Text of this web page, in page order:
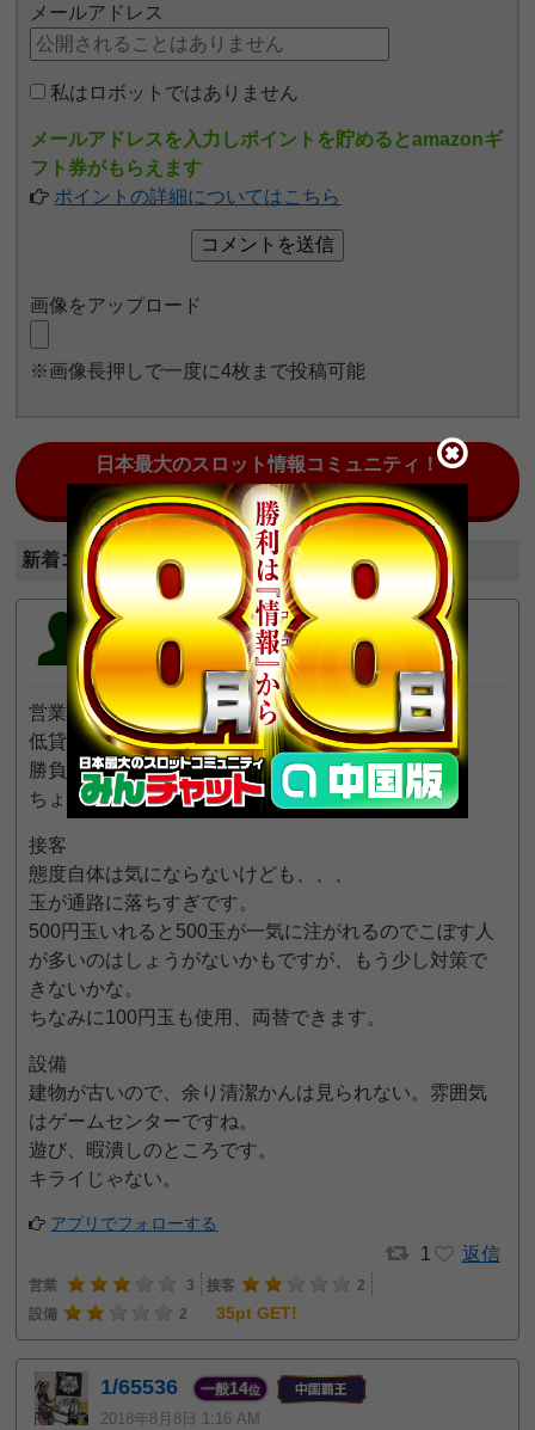
メールアドレス
私はロボットではありません
メールアドレスを入力しポイントを貯めるとamazonギ
フト券がもらえます
ポイントの詳細についてはこちら
画像をアップロード
※画像長押しで一度に4枚まで投稿可能
日本最大のスロット情報コミュニティ！
みんチャット中国版
新着コメント (全3件)
ぶらりたび 一般23位
2019年6月20日 11:41 PM
営業
低貸しのわりにそれなりに遊べます。
勝負に、というわけにはいけません。
ちょっと遊ぶのに向いてますね
接客
態度自体は気にならないけども、、、
玉が通路に落ちすぎです。
500円玉いれると500玉が一気に注がれるのでこぼす人
が多いのはしょうがないかもですが、もう少し対策で
きないかな。
ちなみに100円玉も使用、両替できます。
設備
建物が古いので、余り清潔かんは見られない。雰囲気
はゲームセンターですね。
遊び、暇潰しのところです。
キライじゃない。
アプリでフォローする
1 返信
営業 3 接客
2
設備
2 35pt GET!
1/65536 一般14位
2018年8月8日 1:16 AM